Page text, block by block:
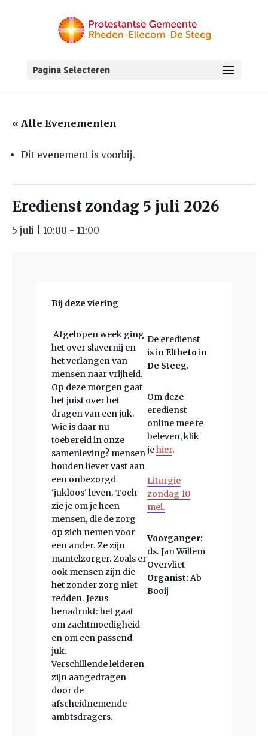
Pagina Selecteren
« Alle Evenementen
Dit evenement is voorbij.
Eredienst zondag 5 juli 2026
5 juli | 10:00 - 11:00
Bij deze viering
Afgelopen week ging
het over slavernij en
het verlangen van
mensen naar vrijheid.
Op deze morgen gaat
het juist over het
dragen van een juk.
Wie is daar nu
toebereid in onze
samenleving? mensen
houden liever vast aan
een onbezorgd
'jukloos' leven. Toch
zie je om je heen
mensen, die de zorg
op zich nemen voor
een ander. Ze zijn
mantelzorger. Zoals er
ook mensen zijn die
het zonder zorg niet
redden. Jezus
benadrukt: het gaat
om zachtmoedigheid
en om een passend
juk.
Verschillende leideren
zijn aangedragen
door de
afscheidnemende
ambtsdragers.
De eredienst
is in Elthetoin
De Steeg.
Om deze
eredienst
online mee te
beleven, klik
jehier.
Liturgie
zondag 10
mei.
Voorganger:
ds. Jan Willem
Overvliet
Organist: Ab
Booij